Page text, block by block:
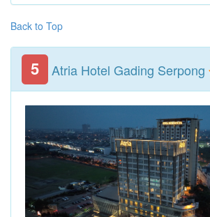
Back to Top
5 Atria Hotel Gading Serpong